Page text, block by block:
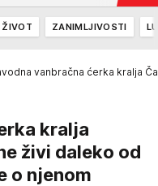
ŽIVOT ZANIMLJIVOSTI
vanbračna ćerka kralja
kralja
živi daleko od
o njenom